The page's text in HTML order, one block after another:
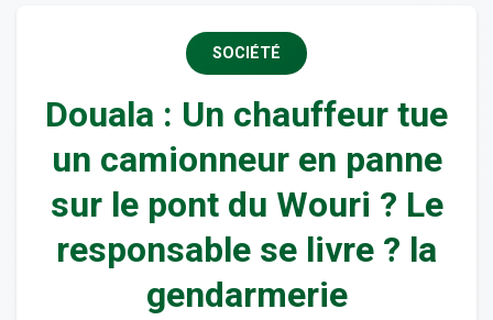
SOCIÉTÉ
Douala : Un chauffeur tue
un camionneur en panne
sur le pont du Wouri ? Le
responsable se livre ? la
gendarmerie